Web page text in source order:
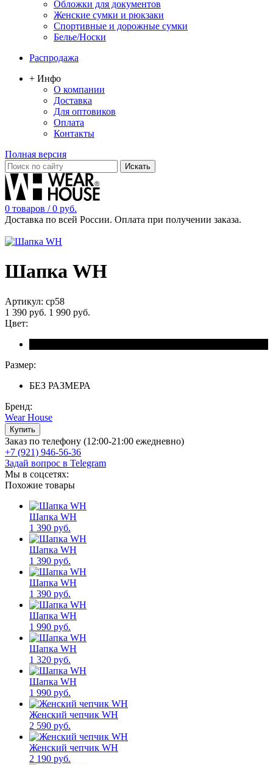
Обложки для документов
Женские сумки и рюкзаки
Спортивные и дорожные сумки
Белье/Носки
Распродажа
+ Инфо
О компании
Доставка
Для оптовиков
Оплата
Контакты
Полная версия
0 товаров / 0 руб.
Доставка по всей России. Оплата при получении заказа.
Шапка WH
Артикул: cp58
1 390 руб. 1 990 руб.
Цвет:
Размер:
БЕЗ РАЗМЕРА
Бренд:
Wear House
Заказ по телефону (12:00-21:00 ежедневно)
+7 (921) 946-56-36
Задай вопрос в Telegram
Мы в соцсетях:
Похожие товары
Шапка WH
1 390 руб.
Шапка WH
1 390 руб.
Шапка WH
1 390 руб.
Шапка WH
1 990 руб.
Шапка WH
1 320 руб.
Шапка WH
1 990 руб.
Женский чепчик WH
2 590 руб.
Женский чепчик WH
2 190 руб.